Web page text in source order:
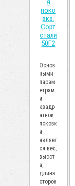
я
поко
вка.
Сорт
стали
50Г2
Основ
ными
парам
етрам
и
квадр
атной
поковк
и
являет
ся вес,
высот
а,
длина
сторон